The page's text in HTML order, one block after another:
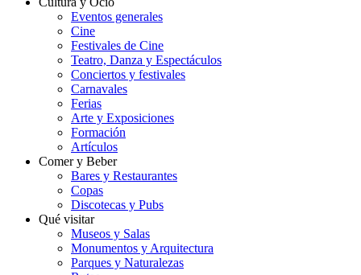
Eventos generales
Cine
Festivales de Cine
Teatro, Danza y Espectáculos
Conciertos y festivales
Carnavales
Ferias
Arte y Exposiciones
Formación
Artículos
Comer y Beber
Bares y Restaurantes
Copas
Discotecas y Pubs
Qué visitar
Museos y Salas
Monumentos y Arquitectura
Parques y Naturalezas